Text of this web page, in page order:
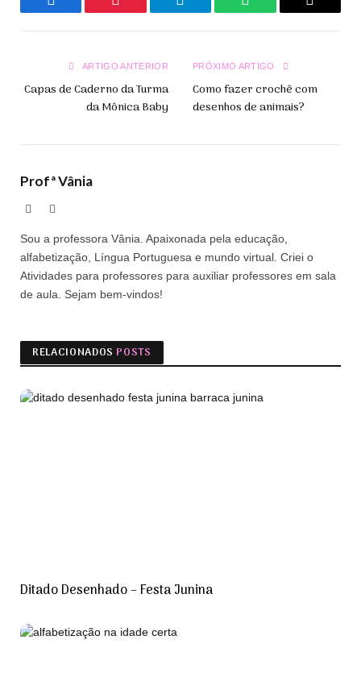
Facebook Pinterest Telegrama WhatsAppCopiar
ARTIGO ANTERIOR
Capas de Caderno da Turma
da Mônica Baby
PRÓXIMO ARTIGO
Como fazer crochê com
desenhos de animais?
Profª Vânia
Sou a professora Vânia. Apaixonada pela educação,
alfabetização, Língua Portuguesa e mundo virtual. Criei o
Atividades para professores para auxiliar professores em sala
de aula. Sejam bem-vindos!
RELACIONADOS POSTS
Ditado Desenhado – Festa Junina